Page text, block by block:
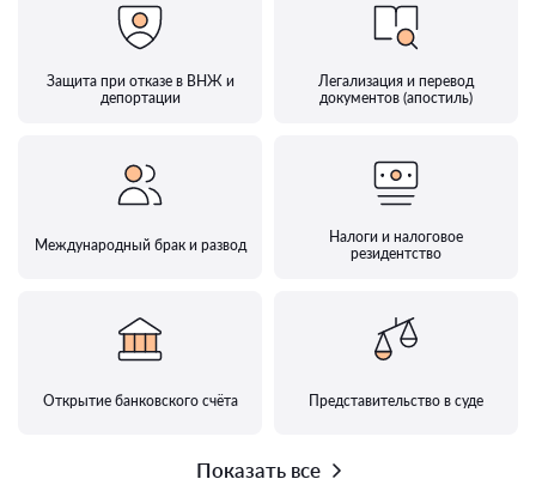
Защита при отказе в ВНЖ и
депортации
Легализация и перевод
документов (апостиль)
Международный брак и развод
Налоги и налоговое
резидентство
Открытие банковского счёта Представительство в суде
Показать все